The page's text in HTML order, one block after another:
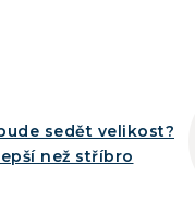
sedět velikost?
než stříbro